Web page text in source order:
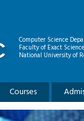
Computer Science
Faculty of Exact
National University of
Courses